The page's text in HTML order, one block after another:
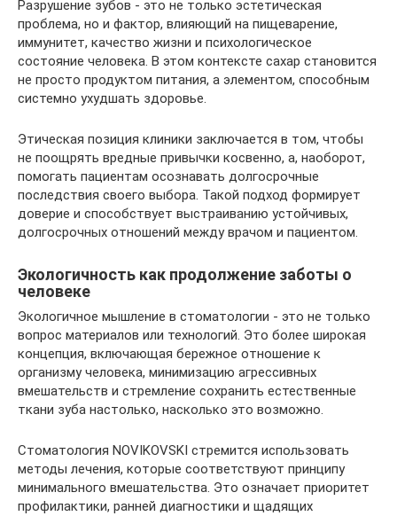
Разрушение зубов - это не только эстетическая
проблема, но и фактор, влияющий на пищеварение,
иммунитет, качество жизни и психологическое
состояние человека. В этом контексте сахар становится
не просто продуктом питания, а элементом, способным
системно ухудшать здоровье.
Этическая позиция клиники заключается в том, чтобы
не поощрять вредные привычки косвенно, а, наоборот,
помогать пациентам осознавать долгосрочные
последствия своего выбора. Такой подход формирует
доверие и способствует выстраиванию устойчивых,
долгосрочных отношений между врачом и пациентом.
Экологичность как продолжение заботы о
человеке
Экологичное мышление в стоматологии - это не только
вопрос материалов или технологий. Это более широкая
концепция, включающая бережное отношение к
организму человека, минимизацию агрессивных
вмешательств и стремление сохранить естественные
ткани зуба настолько, насколько это возможно.
Стоматология NOVIKOVSKI стремится использовать
методы лечения, которые соответствуют принципу
минимального вмешательства. Это означает приоритет
профилактики, ранней диагностики и щадящих